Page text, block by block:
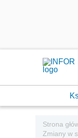
Strona
Zmiany w